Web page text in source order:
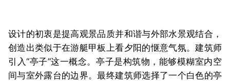
设计的初衷是提高观景品质并和谐与外部水景观结合，
创造出类似于在游艇甲板上看夕阳的惬意气氛。建筑师
引入“亭子”这一概念。亭子是构筑物，能够模糊室内空
间与室外露台的边界。最终建筑师选择了一个白色的亭